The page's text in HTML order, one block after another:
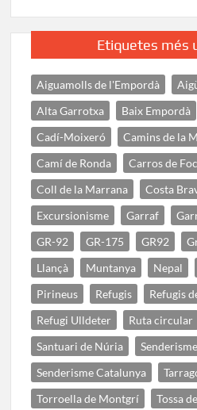
Etiquetes més
Aiguamolls de l'Empordà
Alta Garrotxa
Baix Empordà
Cadí-Moixeró
Camins de la
Camí de Ronda
Carros de Foc
Coll de la Marrana
Costa
Excursionisme
Garraf
GR-92
GR-175 GR92
Llançà
Muntanya Nepal
Pirineus
Refugis
Refugis
Refugi Ulldeter
Ruta circular
Santuari de Núria
Senderisme
Senderisme Catalunya
Torroella de Montgrí
Tossa